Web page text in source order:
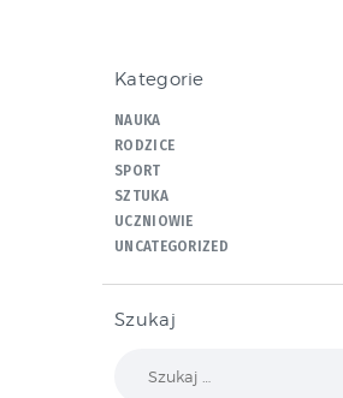
Kategorie
NAUKA
RODZICE
SPORT
SZTUKA
UCZNIOWIE
UNCATEGORIZED
Szukaj